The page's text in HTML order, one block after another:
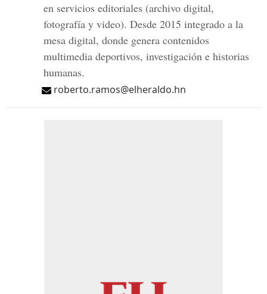
en servicios editoriales (archivo digital,
fotografía y video). Desde 2015 integrado a la
mesa digital, donde genera contenidos
multimedia deportivos, investigación e historias
humanas.
roberto.ramos@elheraldo.hn